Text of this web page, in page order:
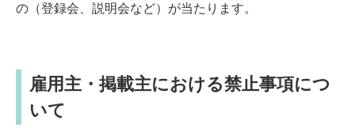
の（登録会、説明会など）が当たります。
雇用主・掲載主における禁止事項につ
いて